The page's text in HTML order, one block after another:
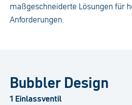
maßgeschneiderte Lösungen für
Anforderungen.
Bubbler Design
1 Einlassventil